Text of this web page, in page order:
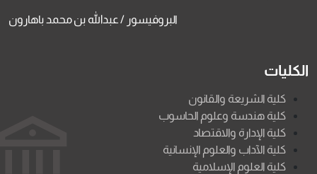
البروفيسور / عبدالله بن محمد باهارون
الكليات
كلية الشريعة والقانون
كلية هندسة وعلوم الحاسوب
كلية الإدارة والاقتصاد
كلية الآداب والعلوم الإنسانية
كلية العلوم الإسلامية